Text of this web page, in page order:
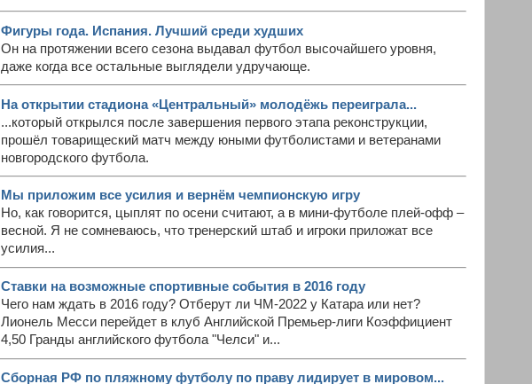
Фигуры года. Испания. Лучший среди худших
Он на протяжении всего сезона выдавал футбол высочайшего уровня,
даже когда все остальные выглядели удручающе.
На открытии стадиона «Центральный» молодёжь переиграла...
...который открылся после завершения первого этапа реконструкции,
прошёл товарищеский матч между юными футболистами и ветеранами
новгородского футбола.
Мы приложим все усилия и вернём чемпионскую игру
Но, как говорится, цыплят по осени считают, а в мини-футболе плей-офф –
весной. Я не сомневаюсь, что тренерский штаб и игроки приложат все
усилия...
Ставки на возможные спортивные события в 2016 году
Чего нам ждать в 2016 году? Отберут ли ЧМ-2022 у Катара или нет?
Лионель Месси перейдет в клуб Английской Премьер-лиги Коэффициент
4,50 Гранды английского футбола "Челси" и...
Сборная РФ по пляжному футболу по праву лидирует в мировом...